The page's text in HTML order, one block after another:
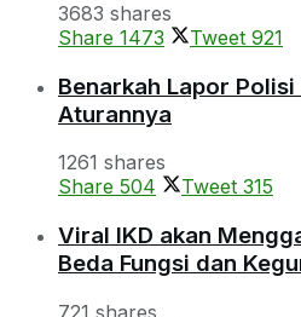
3683 shares
Share 1473 Tweet 921
Benarkah Lapor
Aturannya
1261 shares
Share 504 Tweet 315
Viral IKD akan
Beda Fungsi dan
721 shares